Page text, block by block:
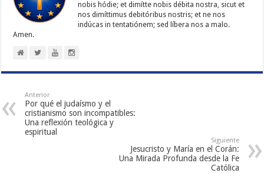
nobis hódie; et dimítte nobis débita nostra, sicut et
nos dimíttimus debitóribus nostris; et ne nos
indúcas in ten­ta­tiónem; sed líbera nos a malo.
Amen.
Anterior
Por qué el judaísmo y el
cristianismo son incompatibles:
Una reflexión teológica y
espiritual
Siguiente
Jesucristo y María en el Corán:
Una Mirada Profunda desde la Fe
Católica